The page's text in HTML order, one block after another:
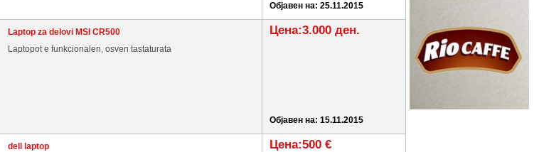
Објавен на: 25.11.2015
Laptop za delovi MSI CR500
Laptopot e funkcionalen, osven tastaturata
Цена:3.000 ден.
Објавен на: 15.11.2015
dell laptop
Цена:500 €